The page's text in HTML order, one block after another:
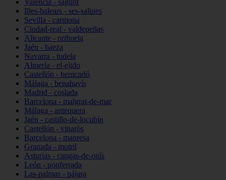
Valencia - sagunt
Illes-balears - ses-salines
Sevilla - carmona
Ciudad-real - valdepeñas
Alicante - orihuela
Jaén - baeza
Navarra - tudela
Almería - el-ejido
Castellón - benicarló
Málaga - benahavís
Madrid - coslada
Barcelona - malgrat-de-mar
Málaga - antequera
Jaén - castillo-de-locubín
Castellón - vinaròs
Barcelona - manresa
Granada - motril
Asturias - cangas-de-onís
León - ponferrada
Las-palmas - pájara